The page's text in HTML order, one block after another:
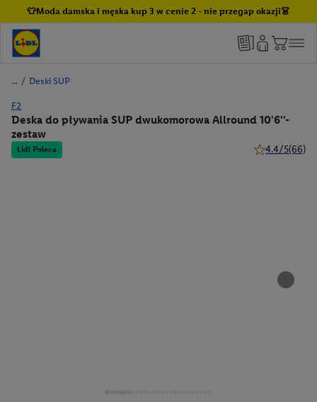
👕Moda damska i męska kup 3 w cenie 2 - nie przegap okazji👗
/ Deski SUP
F2
Deska do pływania SUP dwukomorowa Allround 10'6''-
zestaw
Lidl Poleca 4.4/5(66)